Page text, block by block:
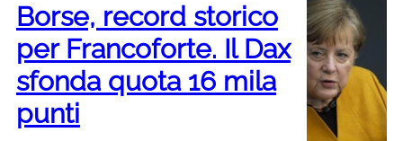
Borse, record storico
per Francoforte. Il Dax
sfonda quota 16 mila
punti